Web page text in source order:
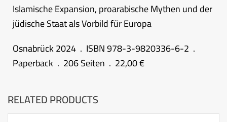
Islamische Expansion, proarabische Mythen und der
jüdische Staat als Vorbild für Europa
Osnabrück 2024 . ISBN 978-3-9820336-6-2 .
Paperback . 206 Seiten . 22,00 €
RELATED PRODUCTS